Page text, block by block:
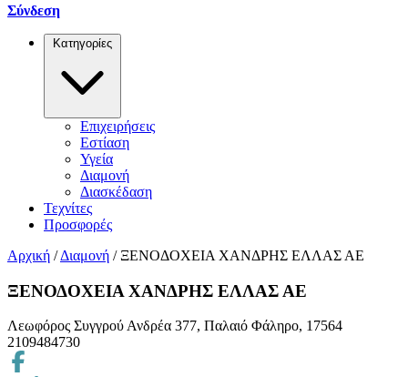
Σύνδεση
Κατηγορίες
Επιχειρήσεις
Εστίαση
Υγεία
Διαμονή
Διασκέδαση
Τεχνίτες
Προσφορές
Αρχική / Διαμονή / ΞΕΝΟΔΟΧΕΙΑ ΧΑΝΔΡΗΣ ΕΛΛΑΣ ΑΕ
ΞΕΝΟΔΟΧΕΙΑ ΧΑΝΔΡΗΣ ΕΛΛΑΣ ΑΕ
Λεωφόρος Συγγρού Ανδρέα 377, Παλαιό Φάληρο, 17564
2109484730